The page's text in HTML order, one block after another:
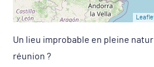
Un lieu improbable en pleine
réunion ?